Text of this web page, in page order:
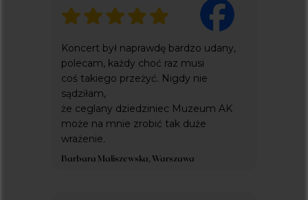
Barbara Maliszewska, Warszawa
Koncert był naprawdę bardzo udany,
polecam, każdy choć raz musi
coś takiego przeżyć. Nigdy nie
sądziłam,
że ceglany dziedziniec Muzeum AK
może na mnie zrobić tak duże
wrażenie.